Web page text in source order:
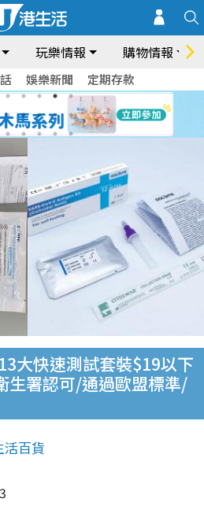
玩樂情報 購物情報
娛樂新聞 定期存款
大快速測試套裝$19以下
生署認可/通過歐盟標準/
活百貨